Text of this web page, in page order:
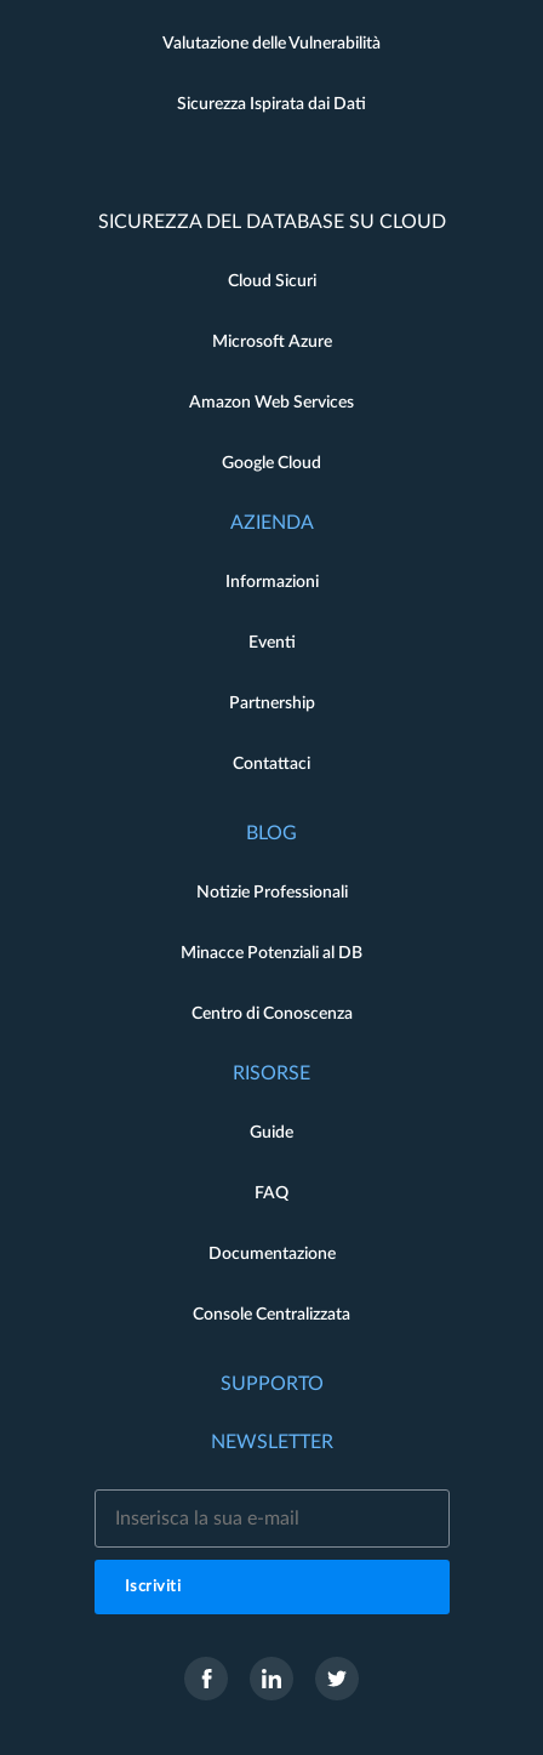
Valutazione delle Vulnerabilità
Sicurezza Ispirata dai Dati
SICUREZZA DEL DATABASE SU CLOUD
Cloud Sicuri
Microsoft Azure
Amazon Web Services
Google Cloud
AZIENDA
Informazioni
Eventi
Partnership
Contattaci
BLOG
Notizie Professionali
Minacce Potenziali al DB
Centro di Conoscenza
RISORSE
Guide
FAQ
Documentazione
Console Centralizzata
SUPPORTO
NEWSLETTER
Iscriviti